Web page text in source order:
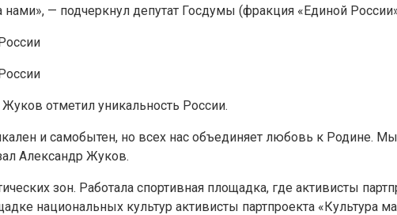
— подчеркнул депутат Госдумы (фракция «Единой
отметил уникальность России.
и самобытен, но всех нас объединяет любовь к Родине.
Александр Жуков.
зон. Работала спортивная площадка, где активисты
национальных культур активисты партпроекта «Культура